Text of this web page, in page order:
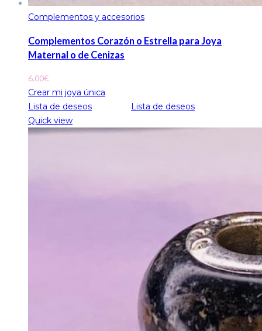
Complementos y accesorios
Complementos Corazón o Estrella para Joya
Maternal o de Cenizas
6.00€
Crear mi joya única
Lista de deseos
Lista de deseos
Quick view